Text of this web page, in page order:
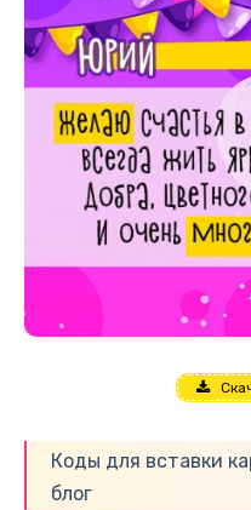
Коды для вставки
блог